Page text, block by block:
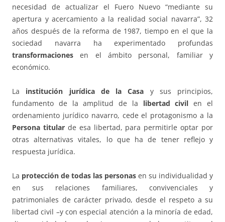
necesidad de actualizar el Fuero Nuevo “mediante su
apertura y acercamiento a la realidad social navarra”, 32
años después de la reforma de 1987, tiempo en el que la
sociedad navarra ha experimentado profundas
transformaciones en el ámbito personal, familiar y
económico.
La institución jurídica de la Casa y sus principios,
fundamento de la amplitud de la libertad civil en el
ordenamiento jurídico navarro, cede el protagonismo a la
Persona titularde esa libertad, para permitirle optar por
otras alternativas vitales, lo que ha de tener reflejo y
respuesta jurídica.
La protección de todas las personas en su individualidad y
en sus relaciones familiares, convivenciales y
patrimoniales de carácter privado, desde el respeto a su
libertad civil –y con especial atención a la minoría de edad,